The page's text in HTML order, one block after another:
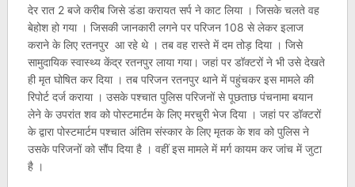
देर रात 2 बजे करीब जिसे डंडा करायत सर्प ने काट लिया । जिसके चलते वह
बेहोश हो गया । जिसकी जानकारी लगने पर परिजन 108 से लेकर इलाज
कराने के लिए रतनपुर आ रहे थे । तब वह रास्ते में दम तोड़ दिया । जिसे
सामुदायिक स्वास्थ्य केंद्र रतनपुर लाया गया। जहां पर डॉक्टरों ने भी उसे देखते
ही मृत घोषित कर दिया । तब परिजन रतनपुर थाने में पहुंचकर इस मामले की
रिपोर्ट दर्ज कराया । उसके पश्चात पुलिस परिजनों से पूछताछ पंचनामा बयान
लेने के उपरांत शव को पोस्टमार्टम के लिए मरचुरी भेज दिया । जहां पर डॉक्टरों
के द्वारा पोस्टमार्टम पश्चात अंतिम संस्कार के लिए मृतक के शव को पुलिस ने
उसके परिजनों को सौंप दिया है । वहीं इस मामले में मर्ग कायम कर जांच में जुटा
है ।